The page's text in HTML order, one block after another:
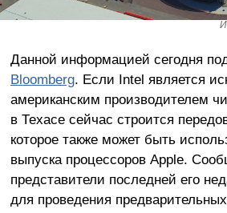
Данной информацией сегодня
Bloomberg. Если Intel является
американским производителем
в Техасе сейчас строится
которое также может быть
выпуска процессоров Apple.
представители последней его
для проведения